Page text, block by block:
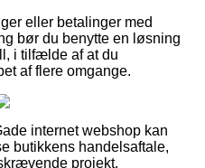
eller betalinger med
bør du benytte en løsning
i tilfælde af at du
af flere omgange.
internet webshop kan
butikkens handelsaftale,
projekt.